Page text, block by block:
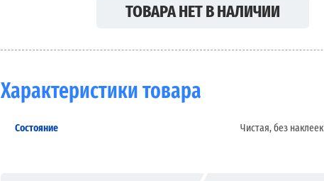
ТОВАРА НЕТ В НАЛИЧИИ
Характеристики товара
Состояние Чистая, без наклеек